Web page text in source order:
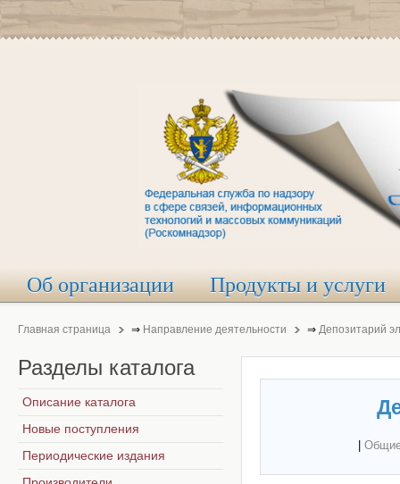
Об организации Продукты и услуги
Главная страница ⇒ Направление деятельности ⇒ Депозитарий
Разделы каталога
Описание каталога
Новые поступления
Периодические издания